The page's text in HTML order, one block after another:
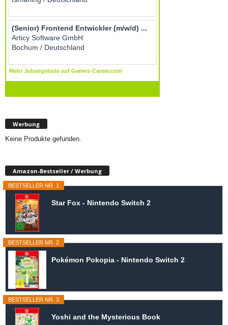
Werbung
Keine Produkte gefunden.
Amazon-Bestseller / Werbung
BESTSELLER NR. 1
Star Fox - Nintendo Switch 2
BESTSELLER NR. 2
Pokémon Pokopia - Nintendo Switch 2
BESTSELLER NR. 3
Yoshi and the Mysterious Book